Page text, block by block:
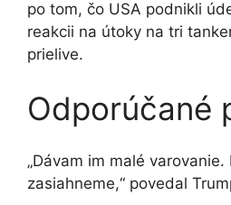
po tom, čo USA podnikli
reakcii na útoky na tri
prielive.
Odporúčané
zoznam
4
koniec
zoznamu
„Dávam im malé
zasiahneme,“ povedal